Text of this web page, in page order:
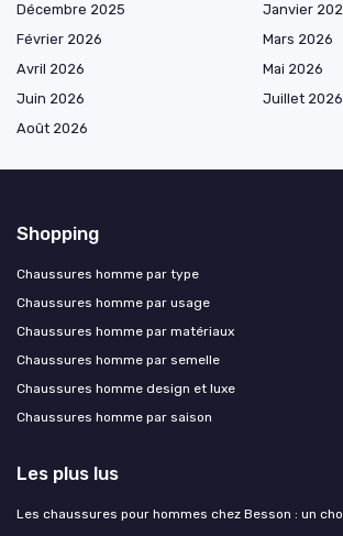
Décembre 2025
Janvier
Février 2026
Mars 2026
Avril 2026
Mai 2026
Juin 2026
Juillet 2026
Août 2026
Shopping
Chaussures homme par type
Chaussures homme par usage
Chaussures homme par matériaux
Chaussures homme par semelle
Chaussures homme design et luxe
Chaussures homme par saison
Les plus lus
Les chaussures pour hommes chez Besson : un